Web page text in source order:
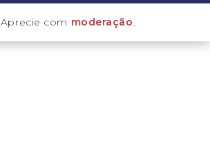
Aprecie com moderação.